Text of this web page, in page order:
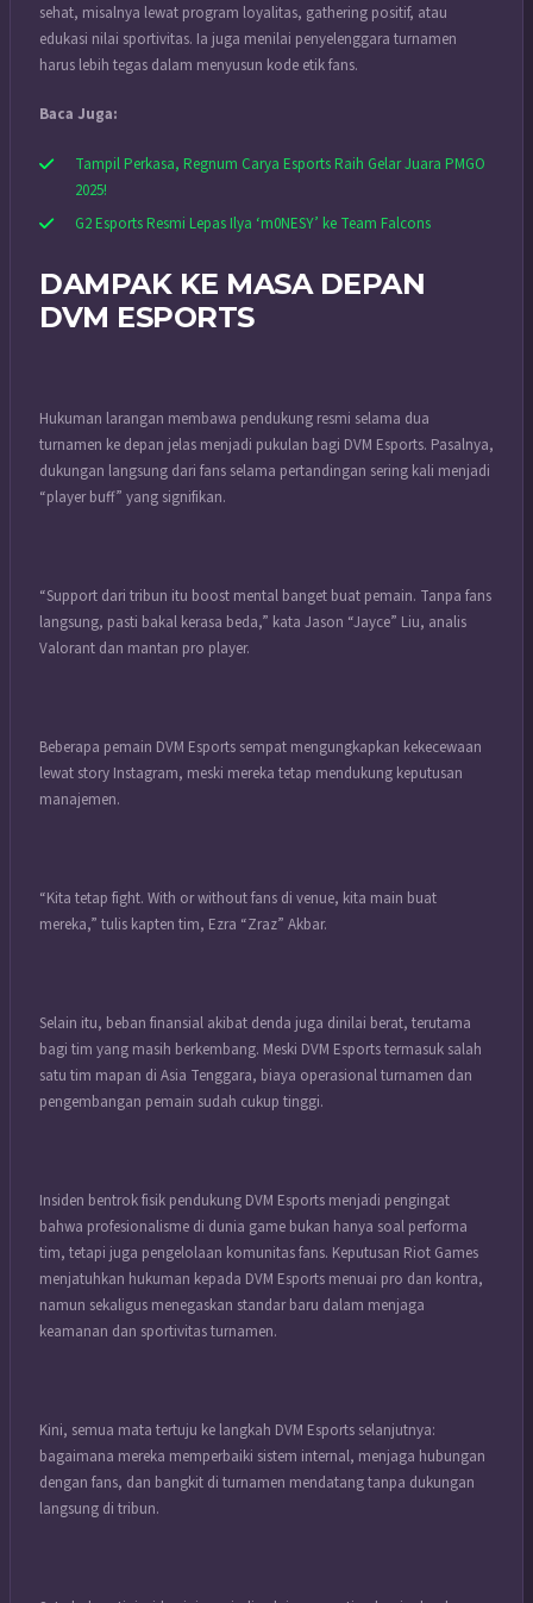
sehat, misalnya lewat program loyalitas, gathering positif, atau
edukasi nilai sportivitas. Ia juga menilai penyelenggara turnamen
harus lebih tegas dalam menyusun kode etik fans.
Baca Juga:
Tampil Perkasa, Regnum Carya Esports Raih Gelar Juara PMGO
2025!
G2 Esports Resmi Lepas Ilya ‘m0NESY’ ke Team Falcons
DAMPAK KE MASA DEPAN
DVM ESPORTS
Hukuman larangan membawa pendukung resmi selama dua
turnamen ke depan jelas menjadi pukulan bagi DVM Esports. Pasalnya,
dukungan langsung dari fans selama pertandingan sering kali menjadi
“player buff” yang signifikan.
“Support dari tribun itu boost mental banget buat pemain. Tanpa fans
langsung, pasti bakal kerasa beda,” kata Jason “Jayce” Liu, analis
Valorant dan mantan pro player.
Beberapa pemain DVM Esports sempat mengungkapkan kekecewaan
lewat story Instagram, meski mereka tetap mendukung keputusan
manajemen.
“Kita tetap fight. With or without fans di venue, kita main buat
mereka,” tulis kapten tim, Ezra “Zraz” Akbar.
Selain itu, beban finansial akibat denda juga dinilai berat, terutama
bagi tim yang masih berkembang. Meski DVM Esports termasuk salah
satu tim mapan di Asia Tenggara, biaya operasional turnamen dan
pengembangan pemain sudah cukup tinggi.
Insiden bentrok fisik pendukung DVM Esports menjadi pengingat
bahwa profesionalisme di dunia game bukan hanya soal performa
tim, tetapi juga pengelolaan komunitas fans. Keputusan Riot Games
menjatuhkan hukuman kepada DVM Esports menuai pro dan kontra,
namun sekaligus menegaskan standar baru dalam menjaga
keamanan dan sportivitas turnamen.
Kini, semua mata tertuju ke langkah DVM Esports selanjutnya:
bagaimana mereka memperbaiki sistem internal, menjaga hubungan
dengan fans, dan bangkit di turnamen mendatang tanpa dukungan
langsung di tribun.